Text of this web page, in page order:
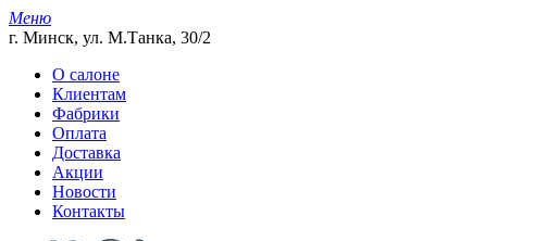
Меню
г. Минск, ул. М.Танка, 30/2
О салоне
Клиентам
Фабрики
Оплата
Доставка
Акции
Новости
Контакты